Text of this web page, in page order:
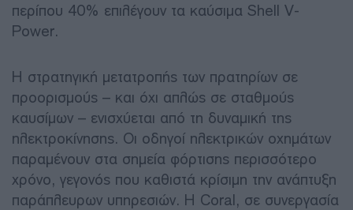
περίπου 40% επιλέγουν τα καύσιμα Shell V-
Power.
Η στρατηγική μετατροπής των πρατηρίων σε
προορισμούς – και όχι απλώς σε σταθμούς
καυσίμων – ενισχύεται από τη δυναμική της
ηλεκτροκίνησης. Οι οδηγοί ηλεκτρικών οχημάτων
παραμένουν στα σημεία φόρτισης περισσότερο
χρόνο, γεγονός που καθιστά κρίσιμη την ανάπτυξη
παράπλευρων υπηρεσιών. Η Coral, σε συνεργασία